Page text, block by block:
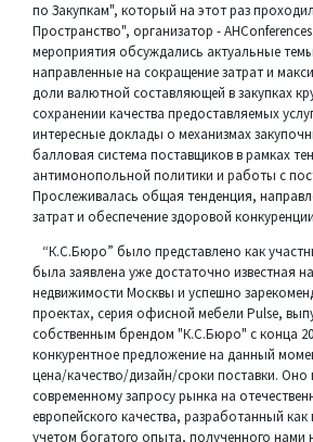
по Закупкам", который на этот раз
Пространство", организатор -
мероприятия обсуждались актуальные
направленные на сокращение затрат и
доли валютной составляющей в закупках
сохранении качества предоставляемых
интересные доклады о механизмах
балловая система поставщиков в рамках
антимонопольной политики и работы с
Прослеживалась общая тенденция,
затрат и обеспечение здоровой
“К.С.Бюро” было представлено как
была заявлена уже достаточно известная
недвижимости Москвы и успешно
проектах, серия офисной мебели Pulse,
собственным брендом "К.С.Бюро" с конца
конкурентное предложение на данный
цена/качество/дизайн/сроки поставки.
современному запросу рынка на
европейского качества, разработанный
учетом богатого опыта, полученного нами